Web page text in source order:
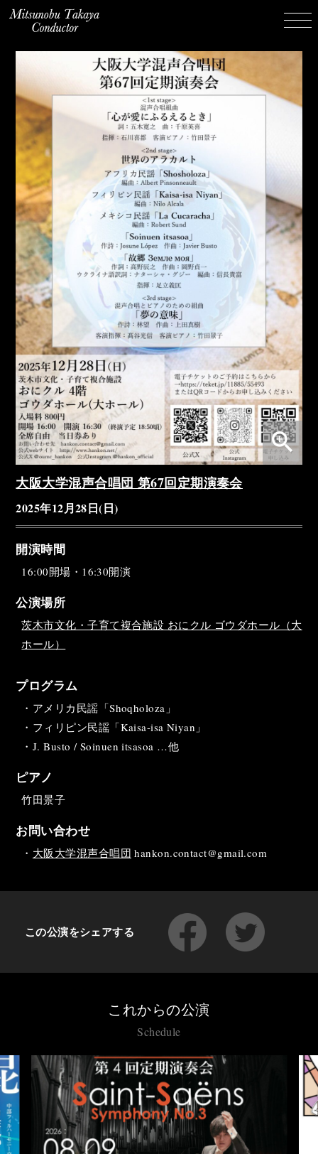
zoom_in
大阪大学混声合唱団 第67回定期演奏会
2025年12月28日(日)
開演時間
16:00開場・16:30開演
公演場所
茨木市文化・子育て複合施設 おにクル ゴウダホール（大
ホール）
プログラム
・アメリカ民謡「Shoqholoza」
・フィリピン民謡「Kaisa-isa Niyan」
・J. Busto / Soinuen itsasoa …他
ピアノ
竹田景子
お問い合わせ
・ 大阪大学混声合唱団 hankon.contact@gmail.com
この公演をシェアする
これからの公演
Schedule